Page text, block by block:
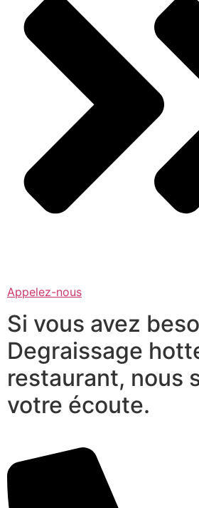
Appelez-nous
Si vous avez
Degraissage
restaurant, nous
votre écoute.